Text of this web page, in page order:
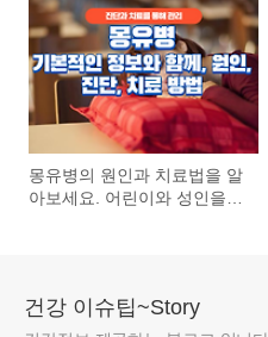
스를 해소하세요. 걷기 운동
의 다양한 효과와 쉽게 따라
할 수 있는 걷기 전략을 소개
합니다.
몽유병의 원인과 치료법을 알
아보세요. 어린이와 성인을
건강 이슈팁~Story